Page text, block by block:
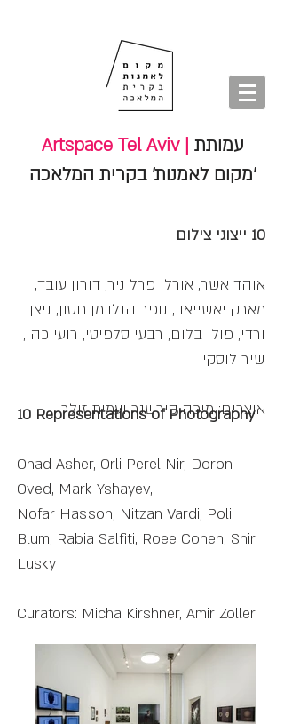
shop
Artspace Tel Aviv |
'מקום לאמנות' בקרית המלאכה
10 Representations of Photography
Ohad Asher, Orli Perel Nir, Doron
Oved, Mark Yshayev,
Nofar Hasson, Nitzan Vardi, Poli
Blum, Rabia Salfiti, Roee Cohen, Shir
Lusky
Curators: Micha Kirshner, Amir Zoller
10 ייצוגי צילום
אוהד אשר, אורלי פרל ניר, דורון עובד,
מארק יאשייאב, נופר הנלדמן חסון, ניצן
ורדי, פולי בלום, רבעי סלפיטי, רועי כהן,
שיר לוסקי
אוצרים: מיכה קירשנר ועמית זולר